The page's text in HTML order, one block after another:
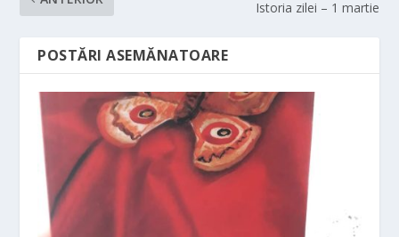
Istoria zilei – 1 martie
POSTĂRI ASEMĂNATOARE